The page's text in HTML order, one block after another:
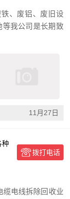
、废铝、废旧设
等我公司是长期致
11月27日
种
拨打电话
缆电线拆除回收业